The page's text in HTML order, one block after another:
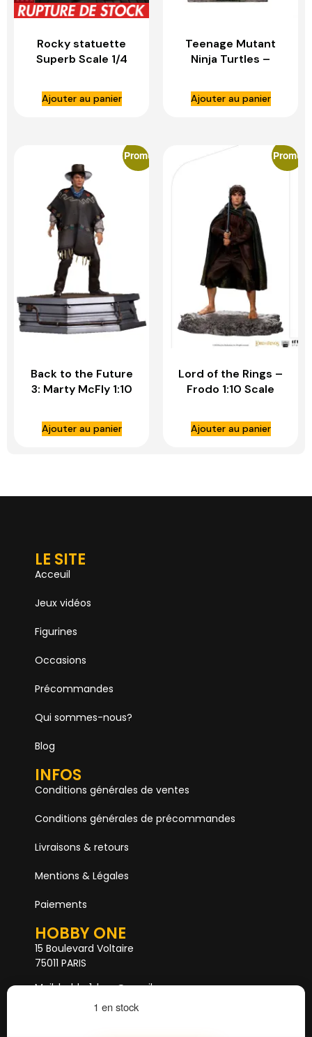
1 en stock
Rocky statuette
Superb Scale 1/4
BLITZWAY
Ajouter au panier
Teenage Mutant
Ninja Turtles –
Scale Statue – IRON
STUDIOS
Ajouter au panier
Promo
Back to the Future
3: Marty McFly 1:10
STUDIOS
Ajouter au panier
Promo
Lord of the Rings –
Frodo 1:10 Scale
STUDIOS
Ajouter au panier
LE SITE
Acceuil
Jeux vidéos
Figurines
Occasions
Précommandes
Qui sommes-nous?
Blog
INFOS
Conditions générales de ventes
Conditions générales de précommandes
Livraisons & retours
Mentions & Légales
Paiements
HOBBY ONE
15 Boulevard Voltaire
75011 PARIS
Mail. hobby1shop@gmail.com
Tél. 01 402 11 402